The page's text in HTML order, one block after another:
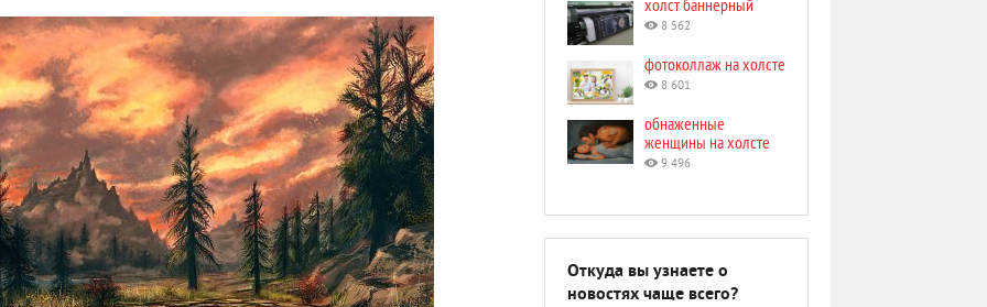
холст баннерный
8 562
фотоколлаж на холсте
8 601
обнаженные
женщины на холсте
9 496
Откуда вы узнаете о
новостях чаще всего?